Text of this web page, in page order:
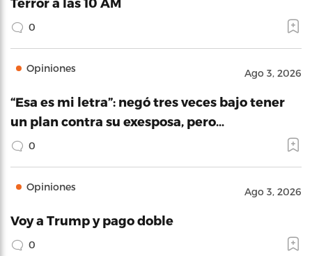
0
Opiniones Ago 3, 2026
“Esa es mi letra”: negó tres veces bajo tener
un plan contra su exesposa, pero…
0
Opiniones Ago 3, 2026
Voy a Trump y pago doble
0